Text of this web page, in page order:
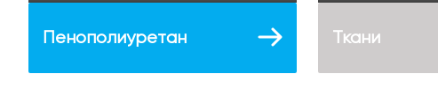
Пенополиуретан Ткани